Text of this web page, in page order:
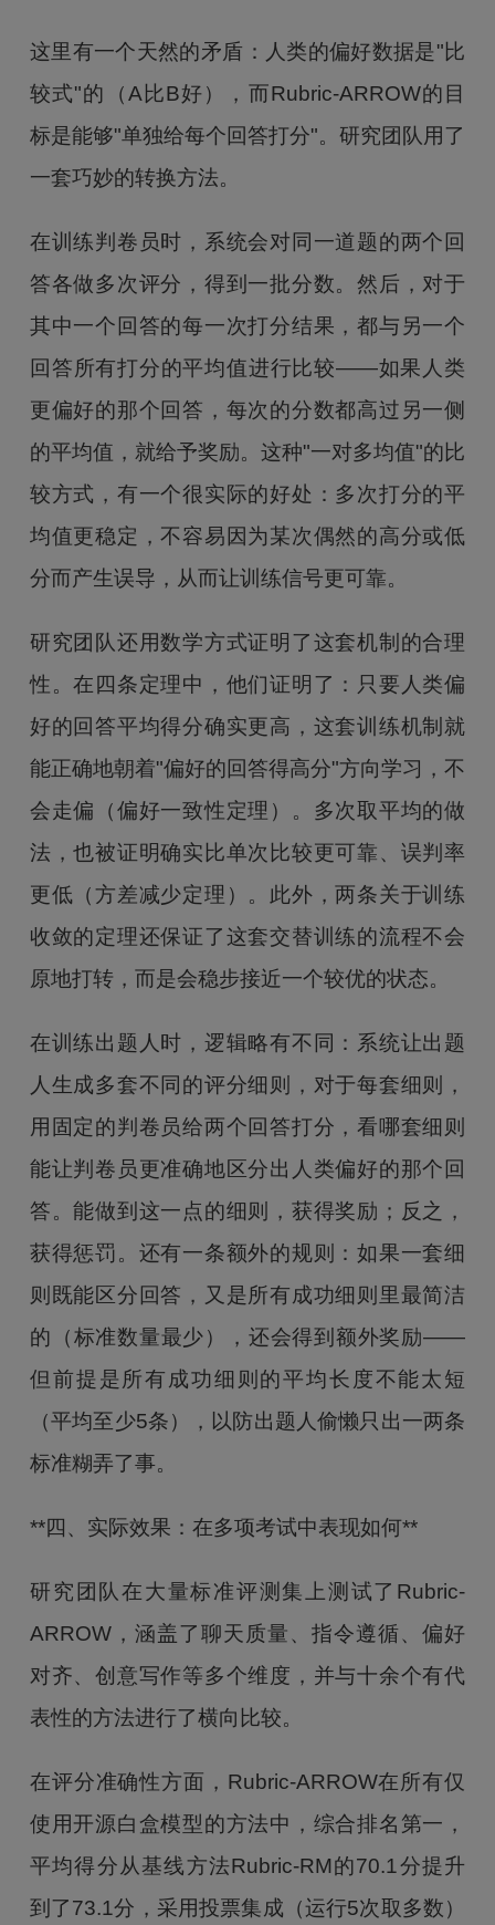
这里有一个天然的矛盾：人类的偏好数据是"比
较式"的（A比B好），而Rubric-ARROW的目
标是能够"单独给每个回答打分"。研究团队用了
一套巧妙的转换方法。
在训练判卷员时，系统会对同一道题的两个回
答各做多次评分，得到一批分数。然后，对于
其中一个回答的每一次打分结果，都与另一个
回答所有打分的平均值进行比较——如果人类
更偏好的那个回答，每次的分数都高过另一侧
的平均值，就给予奖励。这种"一对多均值"的比
较方式，有一个很实际的好处：多次打分的平
均值更稳定，不容易因为某次偶然的高分或低
分而产生误导，从而让训练信号更可靠。
研究团队还用数学方式证明了这套机制的合理
性。在四条定理中，他们证明了：只要人类偏
好的回答平均得分确实更高，这套训练机制就
能正确地朝着"偏好的回答得高分"方向学习，不
会走偏（偏好一致性定理）。多次取平均的做
法，也被证明确实比单次比较更可靠、误判率
更低（方差减少定理）。此外，两条关于训练
收敛的定理还保证了这套交替训练的流程不会
原地打转，而是会稳步接近一个较优的状态。
在训练出题人时，逻辑略有不同：系统让出题
人生成多套不同的评分细则，对于每套细则，
用固定的判卷员给两个回答打分，看哪套细则
能让判卷员更准确地区分出人类偏好的那个回
答。能做到这一点的细则，获得奖励；反之，
获得惩罚。还有一条额外的规则：如果一套细
则既能区分回答，又是所有成功细则里最简洁
的（标准数量最少），还会得到额外奖励——
但前提是所有成功细则的平均长度不能太短
（平均至少5条），以防出题人偷懒只出一两条
标准糊弄了事。
**四、实际效果：在多项考试中表现如何**
研究团队在大量标准评测集上测试了Rubric-
ARROW，涵盖了聊天质量、指令遵循、偏好
对齐、创意写作等多个维度，并与十余个有代
表性的方法进行了横向比较。
在评分准确性方面，Rubric-ARROW在所有仅
使用开源白盒模型的方法中，综合排名第一，
平均得分从基线方法Rubric-RM的70.1分提升
到了73.1分，采用投票集成（运行5次取多数）